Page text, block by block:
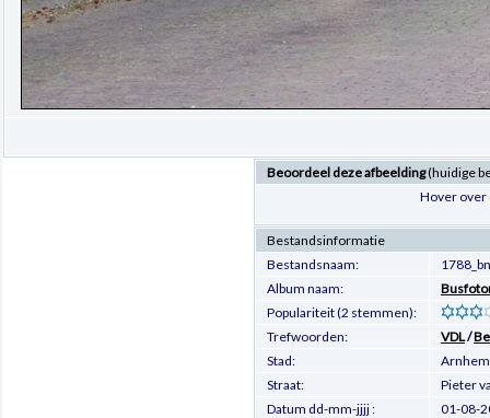
Beoordeel deze afbeelding(huidige
Hover over
Bestandsinformatie
Bestandsnaam:
Album naam:
Populariteit (2 stemmen):
Trefwoorden:
VDL/
Stad:
Arnhem
Straat:
Pieter
Datum dd-mm-jjjj :
01-08-